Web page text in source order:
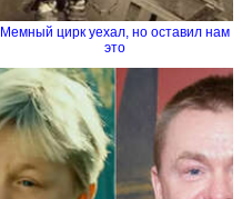
Мемный цирк уехал, но оставил нам
это